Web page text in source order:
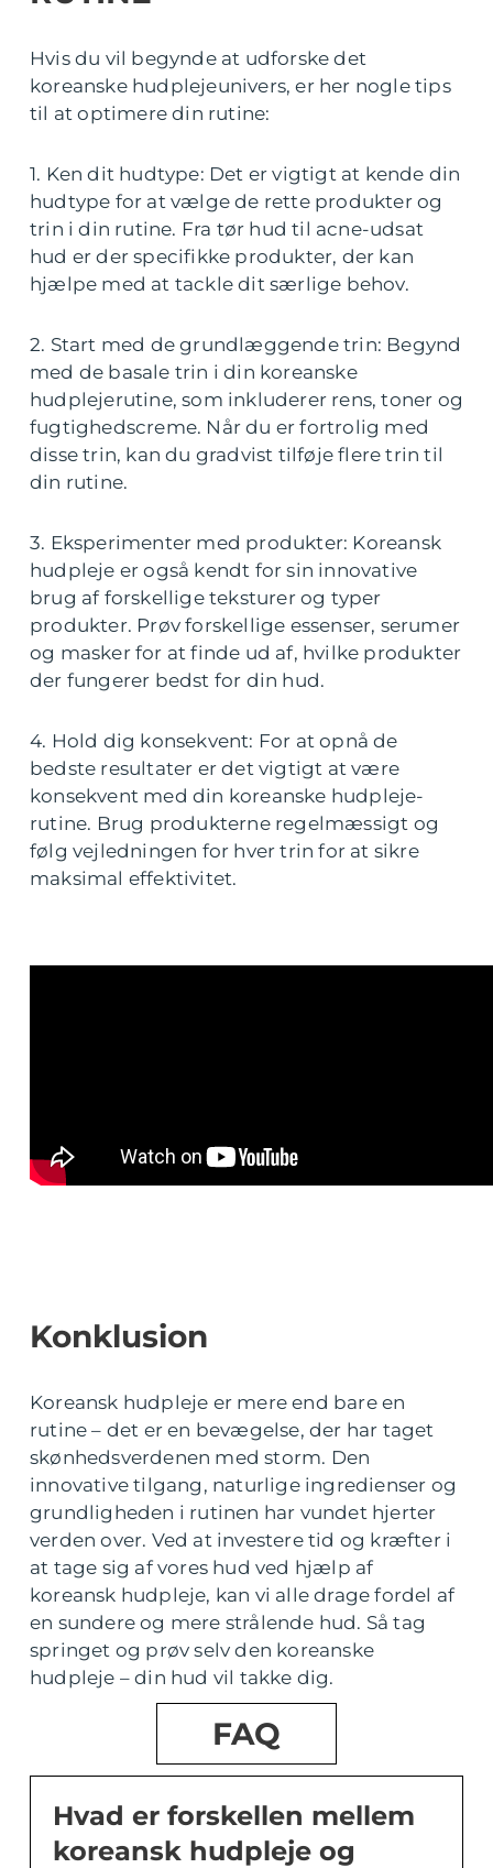
Hvis du vil begynde at udforske det
koreanske hudplejeunivers, er her nogle tips
til at optimere din rutine:
1. Ken dit hudtype: Det er vigtigt at kende din
hudtype for at vælge de rette produkter og
trin i din rutine. Fra tør hud til acne-udsat
hud er der specifikke produkter, der kan
hjælpe med at tackle dit særlige behov.
2. Start med de grundlæggende trin: Begynd
med de basale trin i din koreanske
hudplejerutine, som inkluderer rens, toner og
fugtighedscreme. Når du er fortrolig med
disse trin, kan du gradvist tilføje flere trin til
din rutine.
3. Eksperimenter med produkter: Koreansk
hudpleje er også kendt for sin innovative
brug af forskellige teksturer og typer
produkter. Prøv forskellige essenser, serumer
og masker for at finde ud af, hvilke produkter
der fungerer bedst for din hud.
4. Hold dig konsekvent: For at opnå de
bedste resultater er det vigtigt at være
konsekvent med din koreanske hudpleje-
rutine. Brug produkterne regelmæssigt og
følg vejledningen for hver trin for at sikre
maksimal effektivitet.
Konklusion
Koreansk hudpleje er mere end bare en
rutine – det er en bevægelse, der har taget
skønhedsverdenen med storm. Den
innovative tilgang, naturlige ingredienser og
grundligheden i rutinen har vundet hjerter
verden over. Ved at investere tid og kræfter i
at tage sig af vores hud ved hjælp af
koreansk hudpleje, kan vi alle drage fordel af
en sundere og mere strålende hud. Så tag
springet og prøv selv den koreanske
hudpleje – din hud vil takke dig.
FAQ
Hvad er forskellen mellem
koreansk hudpleje og